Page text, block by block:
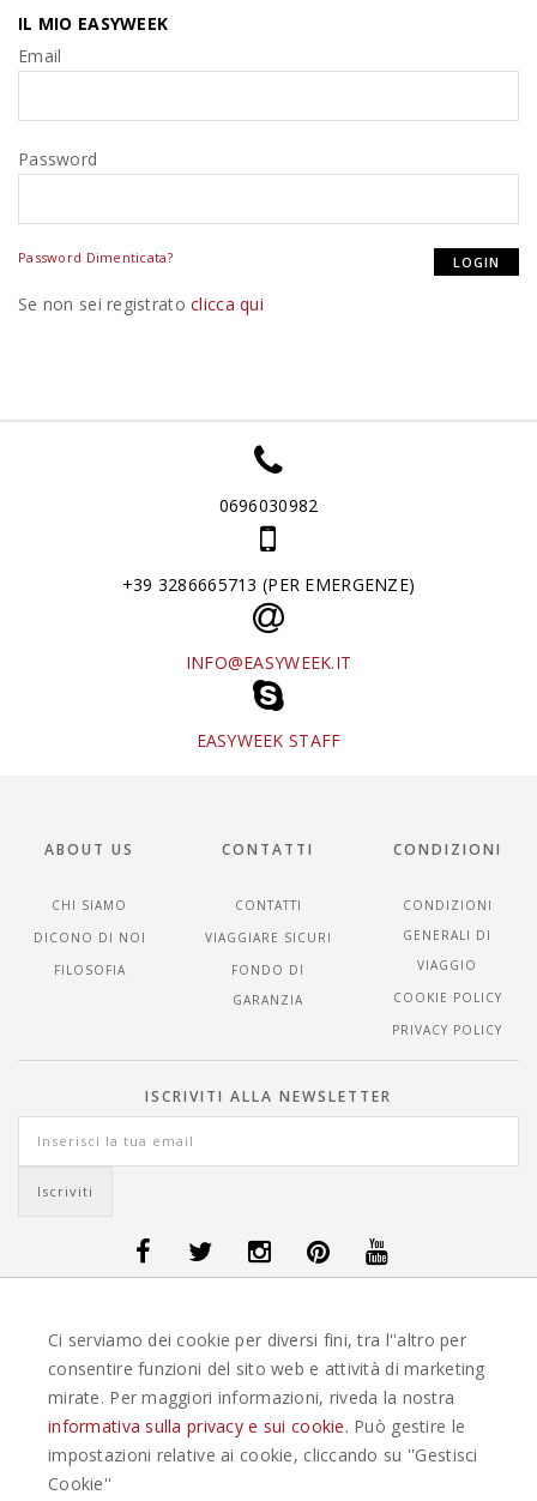
IL MIO EASYWEEK
Email
Password
Password Dimenticata?
Se non sei registratoclicca qui
0696030982
+39 3286665713 (PER EMERGENZE)
INFO@EASYWEEK.IT
EASYWEEK STAFF
ABOUT US
CHI SIAMO
DICONO DI NOI
FILOSOFIA
CONTATTI
CONTATTI
VIAGGIARE SICURI
FONDO DI
GARANZIA
CONDIZIONI
CONDIZIONI
GENERALI DI
VIAGGIO
COOKIE POLICY
PRIVACY POLICY
ISCRIVITI ALLA NEWSLETTER
VIAGGI GUATEMALA -OFFERTE VIAGGI ISLANDA -OFFERTE VIAGGI
OFFERTE VIAGGI MAURITIUS OFFERTE VIAGGI MESSICO
OFFERTE VIAGGI NORVEGIA- OFFERTE VIAGGI PORTOGALLO-
OFFERTE VIAGGI SEYCHELLES-OFFERTE VIAGGI SPAGNA-OFFERTE
EASYWEEKS TOUR OPERATOR © 2026 COPYRIGHT EASYWEEK. TUTTI I DIRITTI
RISERVATI |
Ci serviamo dei cookie per diversi fini, tra l''altro per
consentire funzioni del sito web e attività di marketing
mirate. Per maggiori informazioni, riveda la nostra
informativa sulla privacy e sui cookie. Può gestire le
impostazioni relative ai cookie, cliccando su ''Gestisci
Cookie''